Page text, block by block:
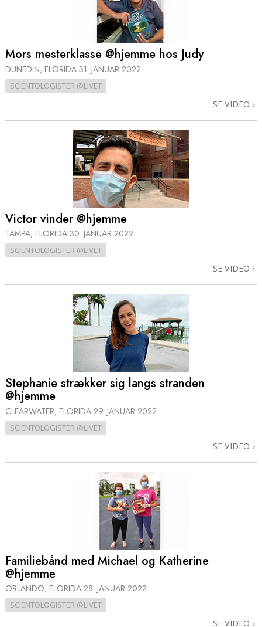
Mors mesterklasse @hjemme hos Judy
DUNEDIN, FLORIDA 31. JANUAR 2022
SCIENTOLOGISTER @LIVET
SE VIDEO
Victor vinder @hjemme
TAMPA, FLORIDA 30. JANUAR 2022
SCIENTOLOGISTER @LIVET
SE VIDEO
Stephanie strækker sig langs stranden
@hjemme
CLEARWATER, FLORIDA 29. JANUAR 2022
SCIENTOLOGISTER @LIVET
SE VIDEO
Familiebånd med Michael og Katherine
@hjemme
ORLANDO, FLORIDA 28. JANUAR 2022
SCIENTOLOGISTER @LIVET
SE VIDEO